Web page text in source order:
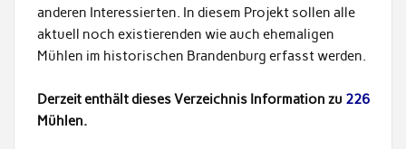
anderen Interessierten. In diesem Projekt sollen alle
aktuell noch existierenden wie auch ehemaligen
Mühlen im historischen Brandenburg erfasst werden.
Derzeit enthält dieses Verzeichnis Information zu 226
Mühlen.